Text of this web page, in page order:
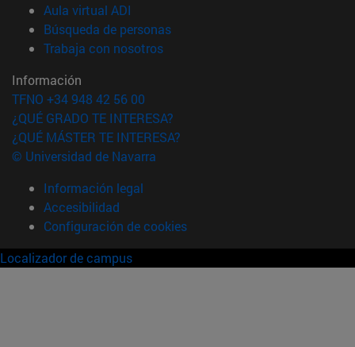
Aula virtual ADI
Búsqueda de personas(abre en nueva ventana)
Trabaja con nosotros(abre en nueva ventana)
Información
TFNO +34 948 42 56 00
¿QUÉ GRADO TE INTERESA?
¿QUÉ MÁSTER TE INTERESA?
© Universidad de Navarra
Información legal
Accesibilidad
Configuración de cookies
Localizador de campus